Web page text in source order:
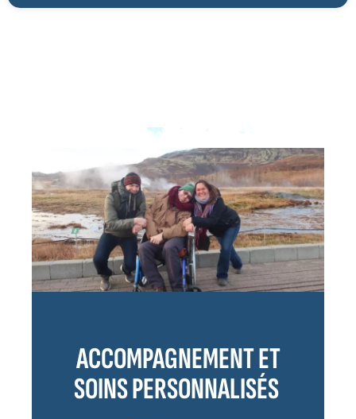
ACCOMPAGNEMENT ET
SOINS PERSONNALISÉS